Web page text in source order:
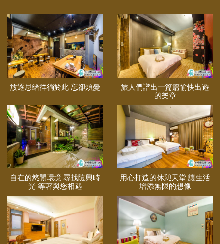
放逐思緒徉徜於此 忘卻煩憂
旅人們譜出一篇篇愉快出遊
的樂章
自在的悠閒環境 尋找隨興時
光 等著與您相遇
用心打造的休憩天堂 讓生活
增添無限的想像